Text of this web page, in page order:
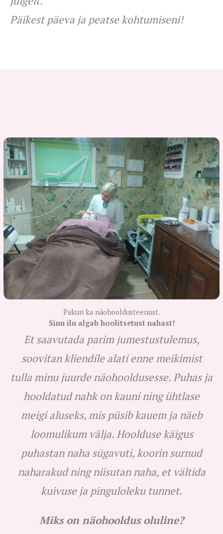
Päikest päeva ja peatse kohtumiseni!
Pakun ka näohooldusteenust.
Sinu ilu algab hoolitsetust nahast!
Et saavutada parim jumestustulemus,
soovitan kliendile alati enne meikimist
tulla minu juurde näohooldusesse. Puhas ja
hooldatud nahk on kauni ning ühtlase
meigi aluseks, mis püsib kauem ja näeb
loomulikum välja. Hoolduse käigus
puhastan naha sügavuti, koorin surnud
naharakud ning niisutan naha, et vältida
kuivuse ja pinguloleku tunnet.
Miks on näohooldus oluline?